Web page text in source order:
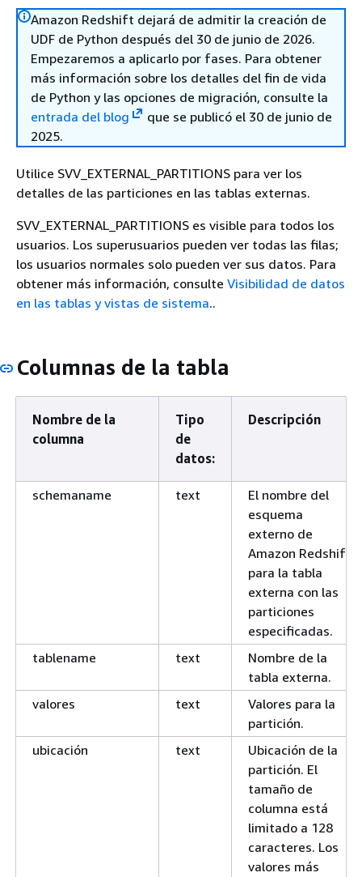
Amazon Redshift dejará de admitir la creación de
UDF de Python después del 30 de junio de 2026.
Empezaremos a aplicarlo por fases. Para obtener
más información sobre los detalles del fin de vida
de Python y las opciones de migración, consulte la
entrada del blog
que se publicó el 30 de junio de
2025.
Utilice SVV_EXTERNAL_PARTITIONS para ver los
detalles de las particiones en las tablas externas.
SVV_EXTERNAL_PARTITIONS es visible para todos los
usuarios. Los superusuarios pueden ver todas las filas;
los usuarios normales solo pueden ver sus datos. Para
obtener más información, consulte Visibilidad de datos
en las tablas y vistas de sistema..
Columnas de la tabla
Nombre de la
columna
Tipo
de
datos:
Descripción
schemaname text
El nombre del
esquema
externo de
Amazon Redshift
para la tabla
externa con las
particiones
especificadas.
tablename
text
Nombre de la
tabla externa.
valores
text
Valores para la
partición.
ubicación
text
Ubicación de la
partición. El
tamaño de
columna está
limitado a 128
caracteres. Los
valores más